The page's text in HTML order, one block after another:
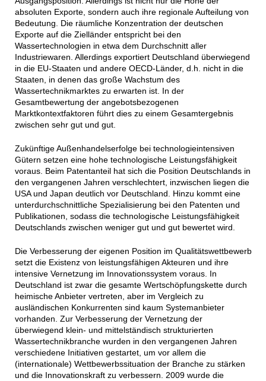
absoluten Exporte, sondern auch ihre regionale Aufteilung von
Bedeutung. Die räumliche Konzentration der deutschen
Exporte auf die Zielländer entspricht bei den
Wassertechnologien in etwa dem Durchschnitt aller
Industriewaren. Allerdings exportiert Deutschland überwiegend
in die EU-Staaten und andere OECD-Länder, d.h. nicht in die
Staaten, in denen das große Wachstum des
Wassertechnikmarktes zu erwarten ist. In der
Gesamtbewertung der angebotsbezogenen
Marktkontextfaktoren führt dies zu einem Gesamtergebnis
zwischen sehr gut und gut.
Zukünftige Außenhandelserfolge bei technologieintensiven
Gütern setzen eine hohe technologische Leistungsfähigkeit
voraus. Beim Patentanteil hat sich die Position Deutschlands in
den vergangenen Jahren verschlechtert, inzwischen liegen die
USA und Japan deutlich vor Deutschland. Hinzu kommt eine
unterdurchschnittliche Spezialisierung bei den Patenten und
Publikationen, sodass die technologische Leistungsfähigkeit
Deutschlands zwischen weniger gut und gut bewertet wird.
Die Verbesserung der eigenen Position im Qualitätswettbewerb
setzt die Existenz von leistungsfähigen Akteuren und ihre
intensive Vernetzung im Innovationssystem voraus. In
Deutschland ist zwar die gesamte Wertschöpfungskette durch
heimische Anbieter vertreten, aber im Vergleich zu
ausländischen Konkurrenten sind kaum Systemanbieter
vorhanden. Zur Verbesserung der Vernetzung der
überwiegend klein- und mittelständisch strukturierten
Wassertechnikbranche wurden in den vergangenen Jahren
verschiedene Initiativen gestartet, um vor allem die
(internationale) Wettbewerbssituation der Branche zu stärken
und die Innovationskraft zu verbessern. 2009 wurde die